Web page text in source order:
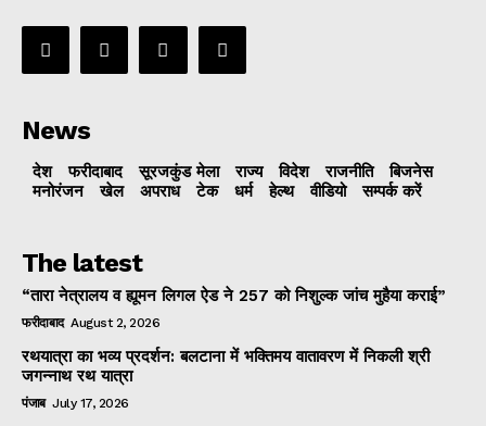
News
देश फरीदाबाद सूरजकुंड मेला राज्‍य विदेश राजनीति
बिजनेस
मनोरंजन
खेल अपराध टेक धर्म हेल्थ वीडियो सम्पर्क करें
The latest
“तारा नेत्रालय व ह्यूमन लिगल ऐड ने 257 को निशुल्क जांच मुहैया कराई”
फरीदाबाद August 2, 2026
रथयात्रा का भव्य प्रदर्शन: बलटाना में भक्तिमय वातावरण में निकली श्री
जगन्नाथ रथ यात्रा
पंजाब July 17, 2026